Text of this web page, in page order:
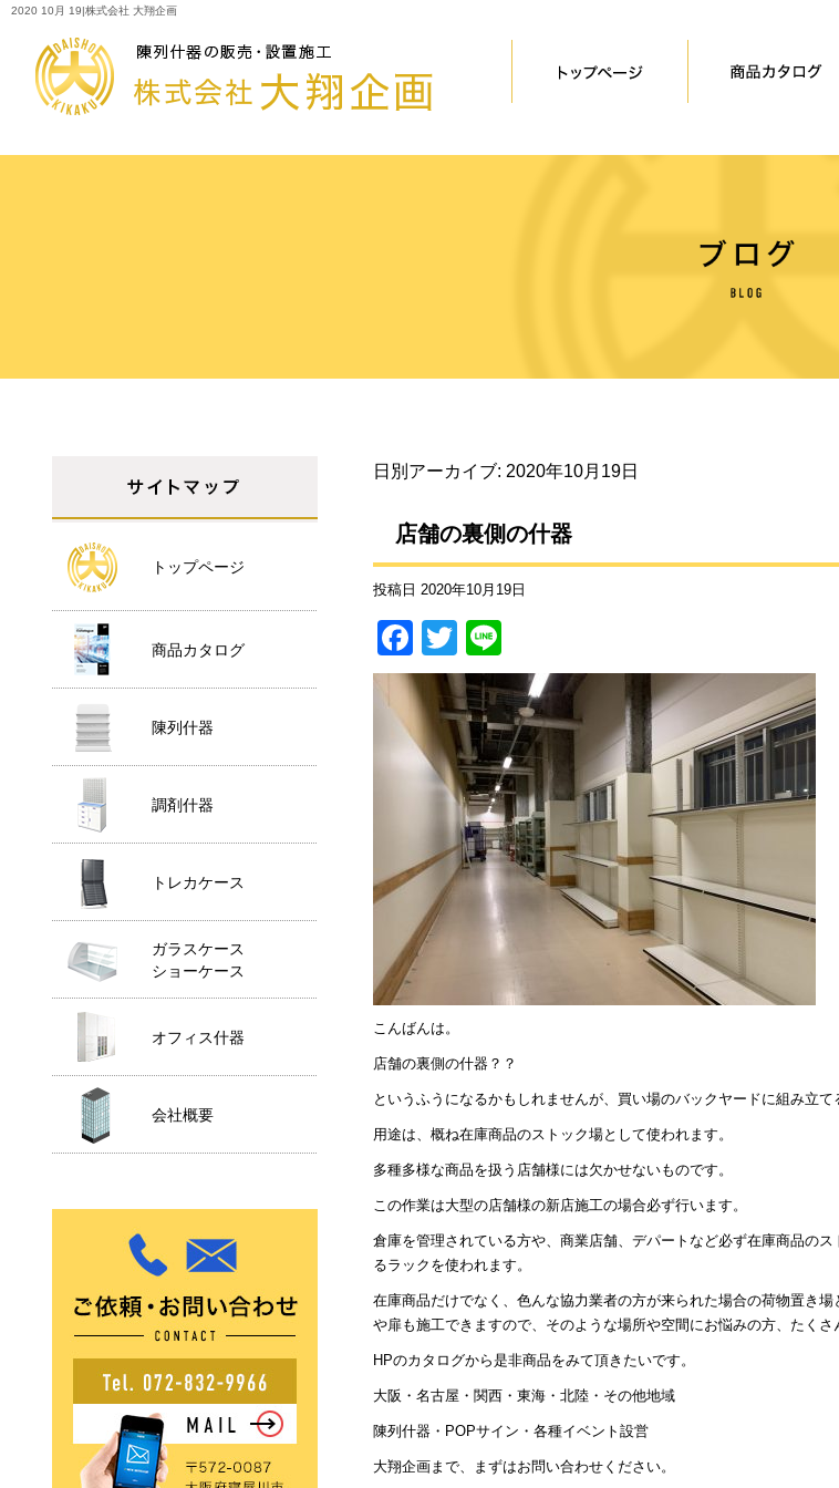
2020 10月 19|株式会社 大翔企画
トップページ
商品カタログ
陳列什器
調剤什器
トレカケース
ガラスケース
ショーケース
オフィス什器
会社概要
日別アーカイブ: 2020年10月19日
店舗の裏側の什器
投稿日 2020年10月19日
F
a
c
e
b
o
k
T
wi
tt
er
n
e
こんばんは。
店舗の裏側の什器？？
というふうになるかもしれませんが、買い場のバックヤードに組み立て
用途は、概ね在庫商品のストック場として使われます。
多種多様な商品を扱う店舗様には欠かせないものです。
この作業は大型の店舗様の新店施工の場合必ず行います。
倉庫を管理されている方や、商業店舗、デパートなど必ず在庫商品の
るラックを使われます。
在庫商品だけでなく、色んな協力業者の方が来られた場合の荷物置き
や扉も施工できますので、そのような場所や空間にお悩みの方、たくさ
HPのカタログから是非商品をみて頂きたいです。
大阪・名古屋・関西・東海・北陸・その他地域
陳列什器・POPサイン・各種イベント設営
大翔企画まで、まずはお問い合わせください。